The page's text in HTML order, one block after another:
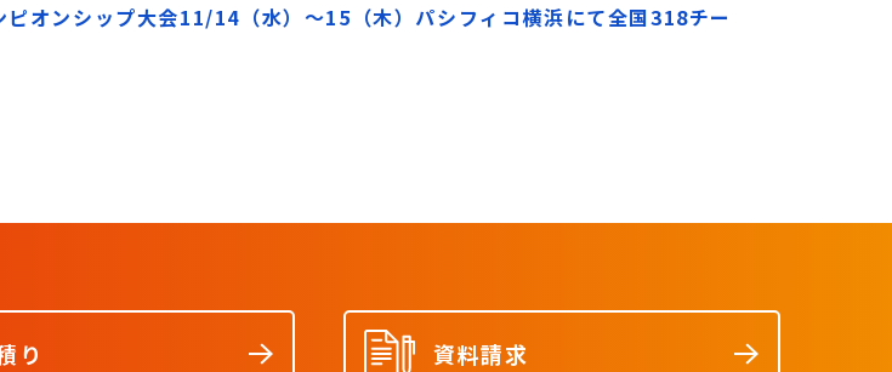
ピオンシップ大会11/14（水）～15（木）パシフィコ横浜にて全国318チー
り 資料請求